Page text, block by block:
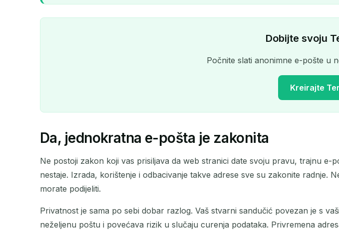
Dobijte svoju
Počnite slati anonimne e-pošte u
Kreirajte
Vaša
Izbriši odabrano
Da, jednokratna e-pošta je zakonita
Ne postoji zakon koji vas prisiljava da web stranici date svoju pravu, trajnu
nestaje. Izrada, korištenje i odbacivanje takve adrese sve su zakonite radnje.
morate podijeliti.
Privatnost je sama po sebi dobar razlog. Vaš stvarni sandučić povezan je s
neželjenu poštu i povećava rizik u slučaju curenja podataka. Privremena